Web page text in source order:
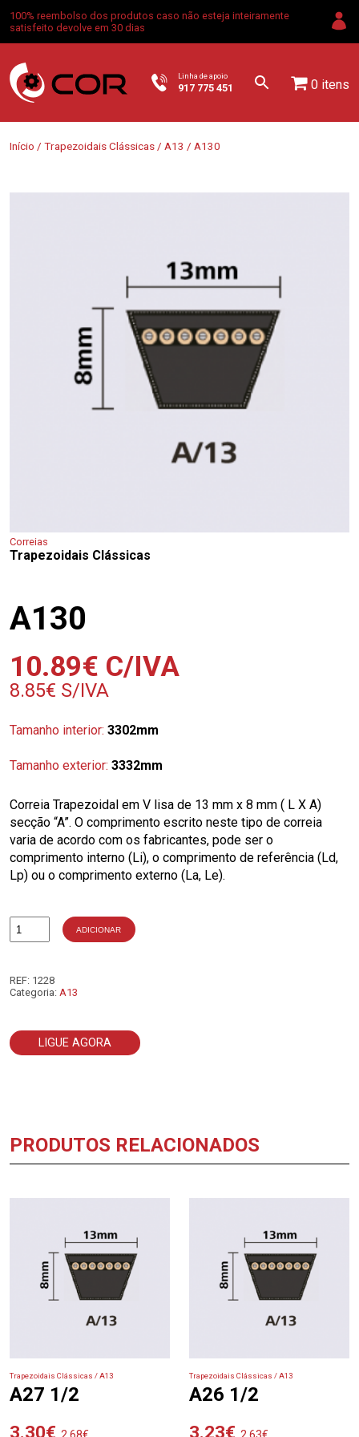
100% reembolso dos produtos caso não esteja inteiramente
satisfeito devolve em 30 dias
Linha de apoio
917 775 451 0 itens
Início / Trapezoidais Clássicas / A13 / A130
Correias
Trapezoidais Clássicas
A130
10.89€ C/IVA
8.85€ S/IVA
Tamanho interior: 3302mm
Tamanho exterior: 3332mm
Correia Trapezoidal em V lisa de 13 mm x 8 mm ( L X A)
secção “A”. O comprimento escrito neste tipo de correia
varia de acordo com os fabricantes, pode ser o
comprimento interno (Li), o comprimento de referência (Ld,
Lp) ou o comprimento externo (La, Le).
Quantidade
ADICIONAR
REF: 1228
Categoria: A13
LIGUE AGORA
PRODUTOS RELACIONADOS
Trapezoidais Clássicas / A13
A27 1/2
3.30€
Trapezoidais Clássicas / A13
A26 1/2
3.23€